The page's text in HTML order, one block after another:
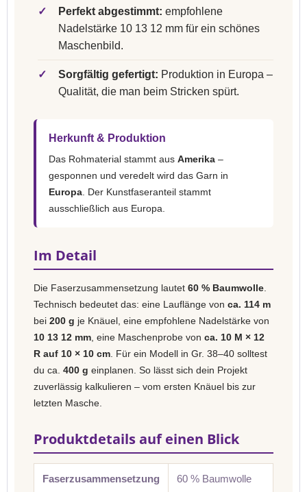
✓ Perfekt abgestimmt: empfohlene
Nadelstärke 10 13 12 mm für ein schönes
Maschenbild.
✓ Sorgfältig gefertigt: Produktion in Europa –
Qualität, die man beim Stricken spürt.
Herkunft & Produktion
Das Rohmaterial stammt aus Amerika –
gesponnen und veredelt wird das Garn in
Europa . Der Kunstfaseranteil stammt
ausschließlich aus Europa.
Im Detail
Die Faserzusammensetzung lautet 60 % Baumwolle
Technisch bedeutet das: eine Lauflänge von ca. 114 m
bei 200 g je Knäuel, eine empfohlene Nadelstärke von
10 13 12 mm , eine Maschenprobe von ca. 10 M × 12
R auf 10 × 10 cm . Für ein Modell in Gr. 38–40 solltest
du ca. 400 g einplanen. So lässt sich dein Projekt
zuverlässig kalkulieren – vom ersten Knäuel bis zur
letzten Masche.
Produktdetails auf einen Blick
Faserzusammensetzung 60 % Baumwolle